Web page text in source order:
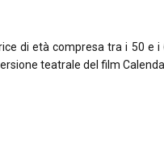
di età compresa tra i 50 e i
teatrale del film